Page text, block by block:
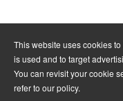
This website uses cookies
is used and to target
You can revisit your cookie
refer to our policy.